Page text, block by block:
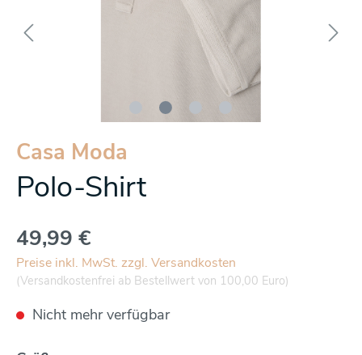
Casa Moda
Polo-Shirt
49,99 €
Preise inkl. MwSt. zzgl. Versandkosten
(Versandkostenfrei ab Bestellwert von 100,00 Euro)
Nicht mehr verfügbar